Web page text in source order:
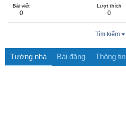
Bài viết
0
Lượt thích
0
Tìm kiếm
Tường nhà Bài đăng Thông tin